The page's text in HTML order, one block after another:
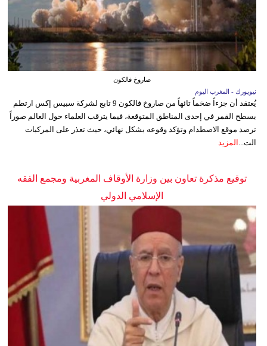
صاروخ فالكون
نيويورك - المغرب اليوم
يُعتقد أن جزءاً ضخماً تائهاً من صاروخ فالكون 9 تابع لشركة سبيس إكس ارتطم
بسطح القمر في إحدى المناطق المتوقعة، فيما يترقب العلماء حول العالم صوراً
ترصد موقع الاصطدام وتؤكد وقوعه بشكل نهائي، حيث تعذر على المركبات
الت...
المزيد
توقيع مذكرة تعاون بين وزارة الأوقاف المغربية ومجمع الفقه
الإسلامي الدولي